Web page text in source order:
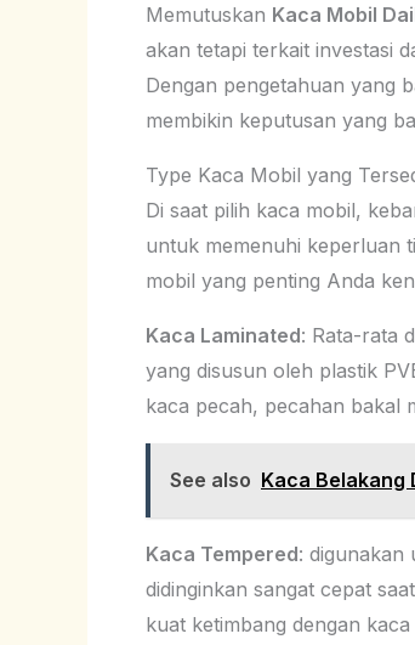
Memutuskan Kaca Mobil
akan tetapi terkait investasi
Dengan pengetahuan yang
membikin keputusan yang
Type Kaca Mobil yang
Di saat pilih kaca mobil,
untuk memenuhi keperluan
mobil yang penting Anda
Kaca Laminated: Rata-rata
yang disusun oleh plastik
kaca pecah, pecahan bakal
See also Kaca Belakang
Kaca Tempered: digunakan
didinginkan sangat cepat
kuat ketimbang dengan